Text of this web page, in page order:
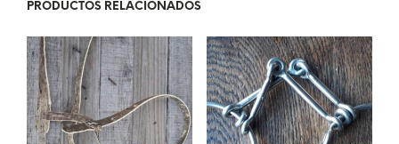
PRODUCTOS RELACIONADOS